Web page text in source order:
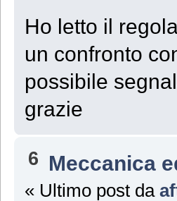
Ho letto il
un confronto
possibile
grazie
6 Meccanica
« Ultimo post da